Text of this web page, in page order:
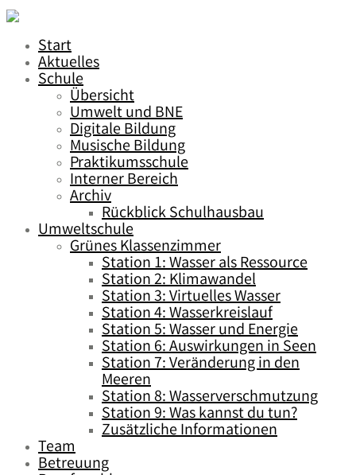
Start
Aktuelles
Schule
Übersicht
Umwelt und BNE
Digitale Bildung
Musische Bildung
Praktikumsschule
Interner Bereich
Archiv
Rückblick Schulhausbau
Umweltschule
Grünes Klassenzimmer
Station 1: Wasser als Ressource
Station 2: Klimawandel
Station 3: Virtuelles Wasser
Station 4: Wasserkreislauf
Station 5: Wasser und Energie
Station 6: Auswirkungen in Seen
Station 7: Veränderung in den
Meeren
Station 8: Wasserverschmutzung
Station 9: Was kannst du tun?
Zusätzliche Informationen
Team
Betreuung